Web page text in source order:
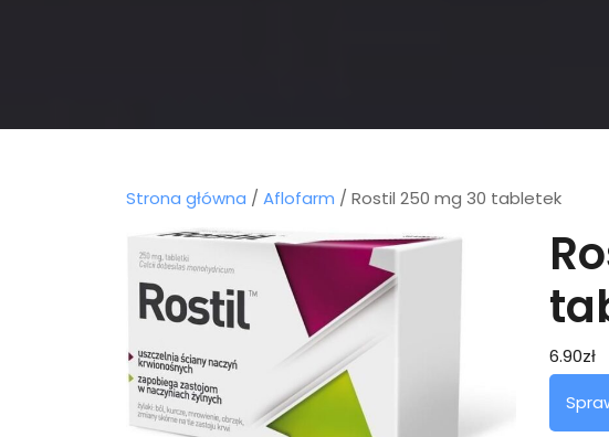
Strona główna / Aflofarm / Rostil 250 mg 30 tabletek
6.90zł